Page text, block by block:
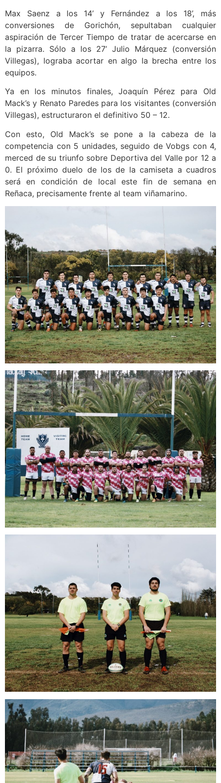
Max Saenz a los 14’ y Fernández a los 18’, más
conversiones de Gorichón, sepultaban cualquier
aspiración de Tercer Tiempo de tratar de acercarse en
la pizarra. Sólo a los 27’ Julio Márquez (conversión
Villegas), lograba acortar en algo la brecha entre los
equipos.
Ya en los minutos finales, Joaquín Pérez para Old
Mack’s y Renato Paredes para los visitantes (conversión
Villegas), estructuraron el definitivo 50 – 12.
Con esto, Old Mack’s se pone a la cabeza de la
competencia con 5 unidades, seguido de Vobgs con 4,
merced de su triunfo sobre Deportiva del Valle por 12 a
0. El próximo duelo de los de la camiseta a cuadros
será en condición de local este fin de semana en
Reñaca, precisamente frente al team viñamarino.